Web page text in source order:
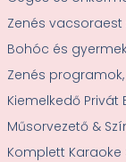
Zenés vacsoraest
Bohóc és
Zenés
Kiemelkedő Privát
Műsorvezető &
Komplett